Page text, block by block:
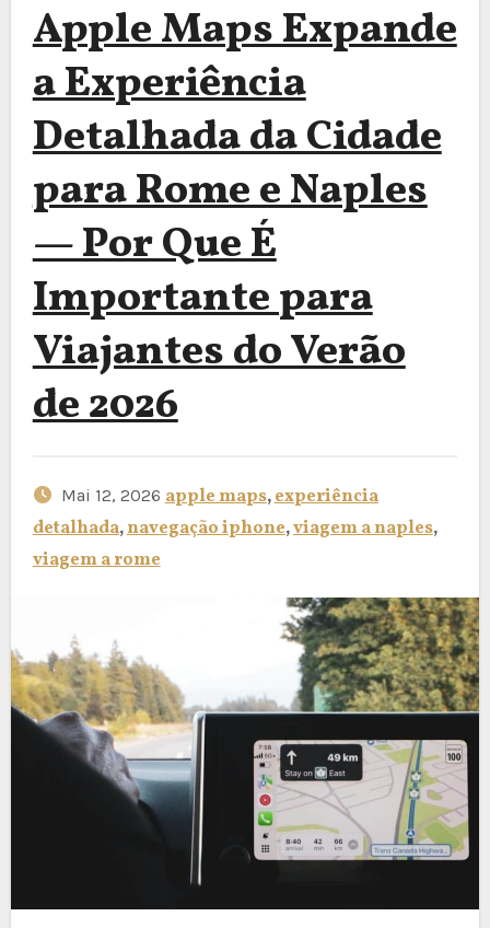
Apple Maps Expande
a Experiência
Detalhada da Cidade
para Rome e Naples
— Por Que É
Importante para
Viajantes do Verão
de 2026
Mai 12, 2026 apple maps,experiência
detalhada,navegação iphone,viagem a naples,
viagem a rome